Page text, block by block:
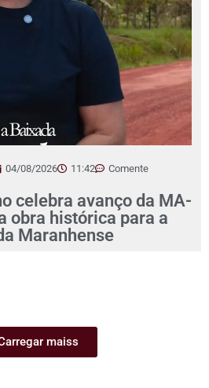
04/08/2026 11:42 Comente
celebra avanço da MA-
obra histórica para a
Maranhense
maiss